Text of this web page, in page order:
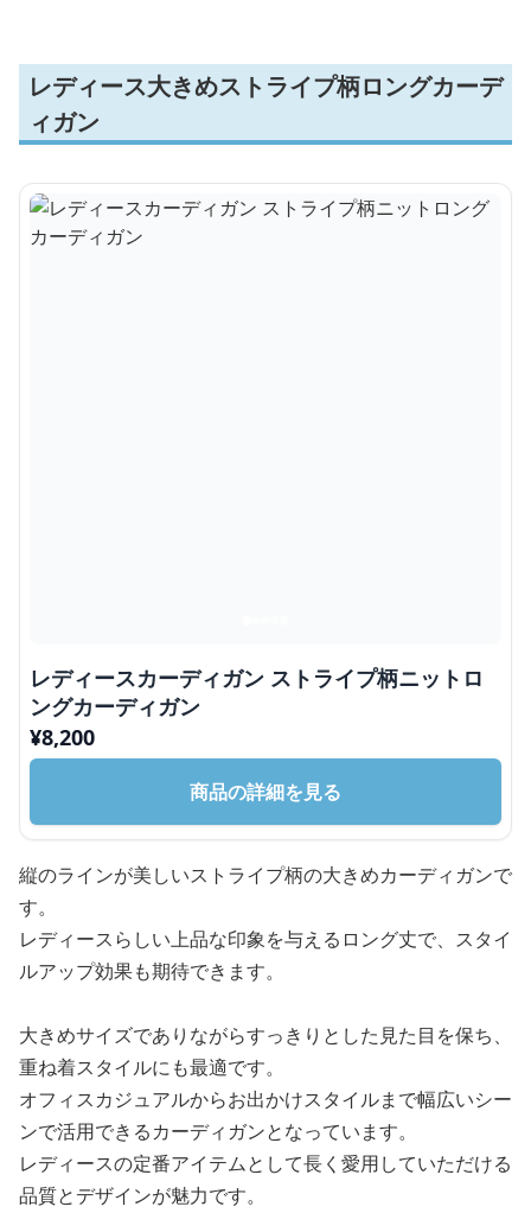
レディース大きめストライプ柄ロングカーデ
ィガン
レディースカーディガン ストライプ柄ニットロ
ングカーディガン
¥8,200
商品の詳細を見る
縦のラインが美しいストライプ柄の大きめカーディガンで
す。
レディースらしい上品な印象を与えるロング丈で、スタイ
ルアップ効果も期待できます。
大きめサイズでありながらすっきりとした見た目を保ち、
重ね着スタイルにも最適です。
オフィスカジュアルからお出かけスタイルまで幅広いシー
ンで活用できるカーディガンとなっています。
レディースの定番アイテムとして長く愛用していただける
品質とデザインが魅力です。